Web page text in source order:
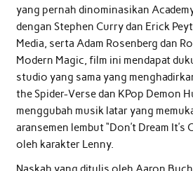
yang pernah dinominasikan
dengan Stephen Curry dan Erick
Media, serta Adam Rosenberg dan
Modern Magic, film ini mendapat
studio yang sama yang
the Spider-Verse dan KPop Demon
menggubah musik latar yang
aransemen lembut “Don’t Dream It’s
oleh karakter Lenny.